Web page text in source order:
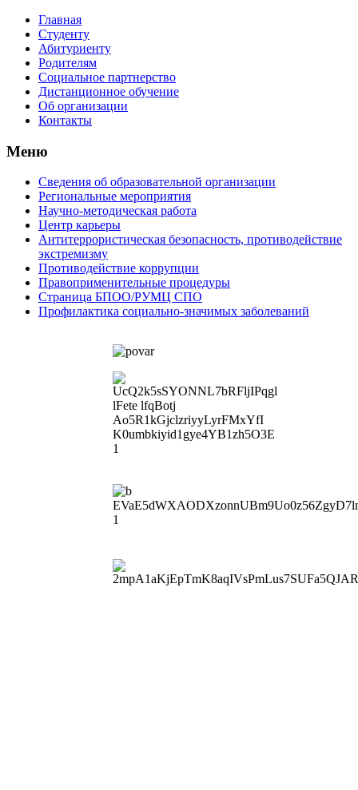
Главная
Студенту
Абитуриенту
Родителям
Социальное партнерство
Дистанционное обучение
Об организации
Контакты
Меню
Сведения об образовательной организации
Региональные мероприятия
Научно-методическая работа
Центр карьеры
Антитеррористическая безопасность, противодействие
экстремизму
Противодействие коррупции
Правоприменительные процедуры
Страница БПОО/РУМЦ CПO
Профилактика социально-значимых заболеваний